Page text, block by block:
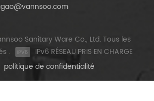
Sanitary Ware Co., Ltd. Tous les
.
IPv6 RÉSEAU PRIS EN CHARGE
politique de confidentialité